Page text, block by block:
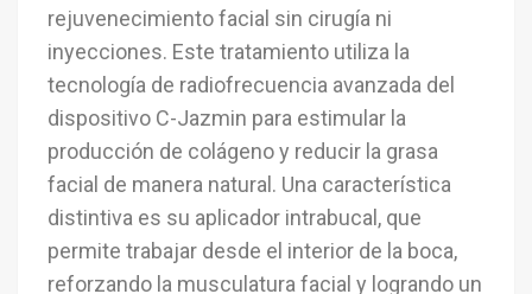
rejuvenecimiento facial sin cirugía ni
inyecciones. Este tratamiento utiliza la
tecnología de radiofrecuencia avanzada del
dispositivo C-Jazmin para estimular la
producción de colágeno y reducir la grasa
facial de manera natural. Una característica
distintiva es su aplicador intrabucal, que
permite trabajar desde el interior de la boca,
reforzando la musculatura facial y logrando un